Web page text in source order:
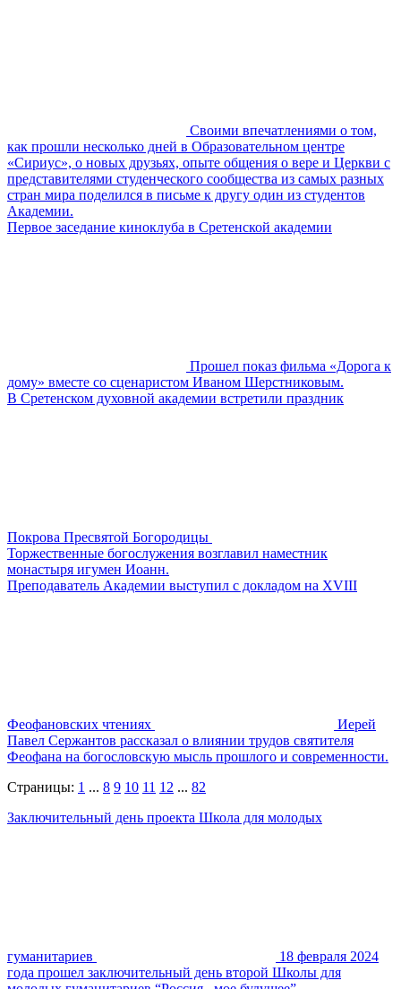
Своими впечатлениями о том,
как прошли несколько дней в Образовательном центре
«Сириус», о новых друзьях, опыте общения о вере и Церкви с
представителями студенческого сообщества из самых разных
стран мира поделился в письме к другу один из студентов
Академии.
Первое заседание киноклуба в Сретенской академии
Прошел показ фильма «Дорога к
дому» вместе со сценаристом Иваном Шерстниковым.
В Сретенском духовной академии встретили праздник
Покрова Пресвятой Богородицы
Торжественные богослужения возглавил наместник
монастыря игумен Иоанн.
Преподаватель Академии выступил с докладом на XVIII
Феофановских чтениях
Иерей
Павел Сержантов рассказал о влиянии трудов святителя
Феофана на богословскую мысль прошлого и современности.
Страницы: 1 ... 8 9 10 11 12 ... 82
Заключительный день проекта Школа для молодых
гуманитариев
18 февраля 2024
года прошел заключительный день второй Школы для